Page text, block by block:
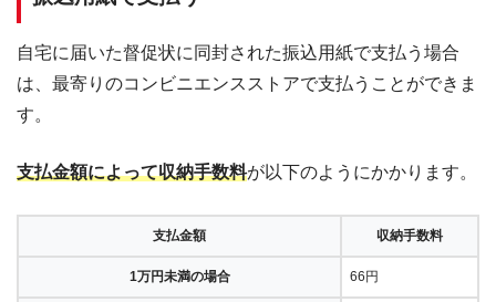
自宅に届いた督促状に同封された振込用紙で支払う場合
は、最寄りのコンビニエンスストアで支払うことができま
す。
支払金額によって収納手数料が以下のようにかかります。
支払金額 収納手数料
1万円未満の場合 66円